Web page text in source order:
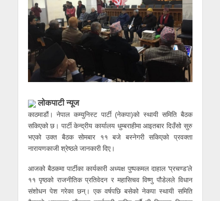
लाेकपाटी न्यूज
काठमाडौं। नेपाल कम्युनिस्ट पार्टी (नेकपा)को स्थायी समिति बैठक
सकिएको छ। पार्टी केन्द्रीय कार्यालय धुम्बराहीमा आइतबार दिउँसो सुरु
भएको उक्त बैठक सोमबार ११ बजे बस्नेगरी सकिएको प्रवक्ता
नारायणकाजी श्रेष्ठले जानकारी दिए।
आजको बैठकमा पार्टीका कार्यकारी अध्यक्ष पुष्पकमल दाहाल ‘प्रचण्ड’ले
११ पृष्ठको राजनीतिक प्रतिवेदन र महासिचव विष्णु पौडेलले विधान
संशोधन पेश गरेका छन्। एक वर्षपछि बसेको नेकपा स्थायी समिति